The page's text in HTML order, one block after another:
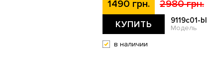
1490 грн. 2980 грн.
КУПИТЬ 9119с01-bl
Модель
в наличии